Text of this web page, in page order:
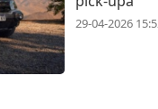
29-04-2026